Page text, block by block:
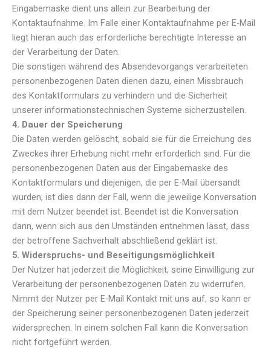
Eingabemaske dient uns allein zur Bearbeitung der
Kontaktaufnahme. Im Falle einer Kontaktaufnahme per E-Mail
liegt hieran auch das erforderliche berechtigte Interesse an
der Verarbeitung der Daten.
Die sonstigen während des Absendevorgangs verarbeiteten
personenbezogenen Daten dienen dazu, einen Missbrauch
des Kontaktformulars zu verhindern und die Sicherheit
unserer informationstechnischen Systeme sicherzustellen.
4. Dauer der Speicherung
Die Daten werden gelöscht, sobald sie für die Erreichung des
Zweckes ihrer Erhebung nicht mehr erforderlich sind. Für die
personenbezogenen Daten aus der Eingabemaske des
Kontaktformulars und diejenigen, die per E-Mail übersandt
wurden, ist dies dann der Fall, wenn die jeweilige Konversation
mit dem Nutzer beendet ist. Beendet ist die Konversation
dann, wenn sich aus den Umständen entnehmen lässt, dass
der betroffene Sachverhalt abschließend geklärt ist.
5. Widerspruchs- und Beseitigungsmöglichkeit
Der Nutzer hat jederzeit die Möglichkeit, seine Einwilligung zur
Verarbeitung der personenbezogenen Daten zu widerrufen.
Nimmt der Nutzer per E-Mail Kontakt mit uns auf, so kann er
der Speicherung seiner personenbezogenen Daten jederzeit
widersprechen. In einem solchen Fall kann die Konversation
nicht fortgeführt werden.